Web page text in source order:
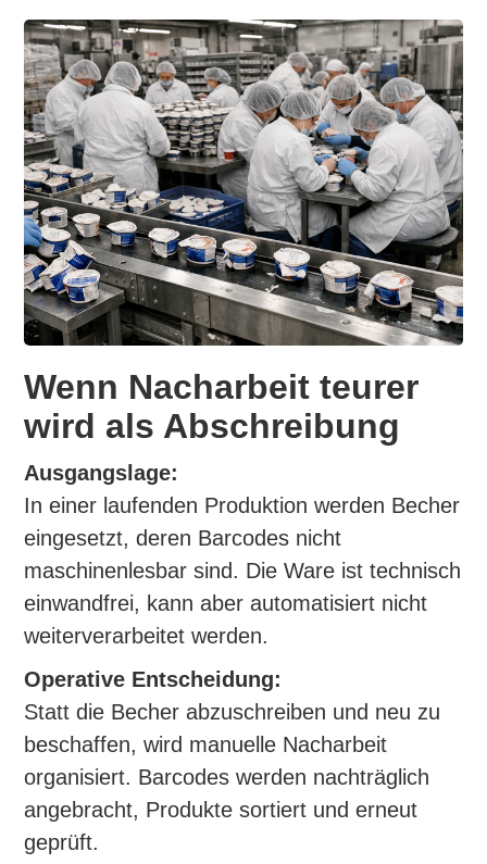
Wenn Nacharbeit teurer
wird als Abschreibung
Ausgangslage:
In einer laufenden Produktion werden Becher
eingesetzt, deren Barcodes nicht
maschinenlesbar sind. Die Ware ist technisch
einwandfrei, kann aber automatisiert nicht
weiterverarbeitet werden.
Operative Entscheidung:
Statt die Becher abzuschreiben und neu zu
beschaffen, wird manuelle Nacharbeit
organisiert. Barcodes werden nachträglich
angebracht, Produkte sortiert und erneut
geprüft.